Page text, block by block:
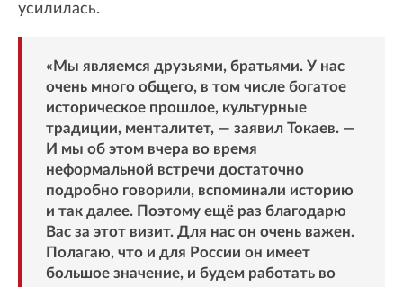
усилилась.
«Мы являемся друзьями, братьями. У нас
очень много общего, в том числе богатое
историческое прошлое, культурные
традиции, менталитет, — заявил Токаев. —
И мы об этом вчера во время
неформальной встречи достаточно
подробно говорили, вспоминали историю
и так далее. Поэтому ещё раз благодарю
Вас за этот визит. Для нас он очень важен.
Полагаю, что и для России он имеет
большое значение, и будем работать во